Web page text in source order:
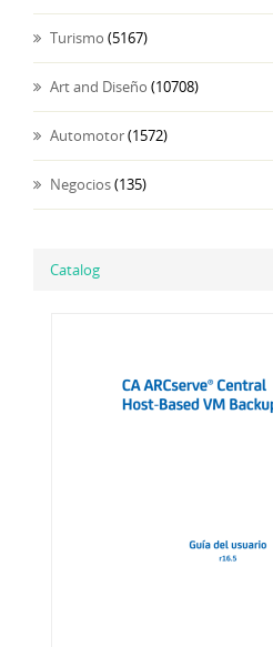
Turismo (5167)
Art and Diseño (10708)
Automotor(1572)
Negocios(135)
Catalog